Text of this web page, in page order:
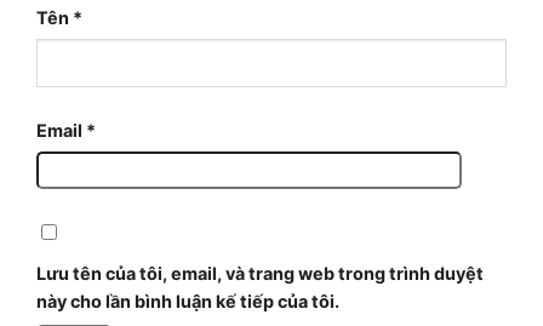
Tên *
Email *
Lưu tên của tôi, email, và trang web trong trình duyệt
này cho lần bình luận kế tiếp của tôi.